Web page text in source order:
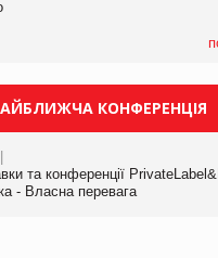
КОНФЕРЕНЦІЯ
та конференції
- Власна перевага